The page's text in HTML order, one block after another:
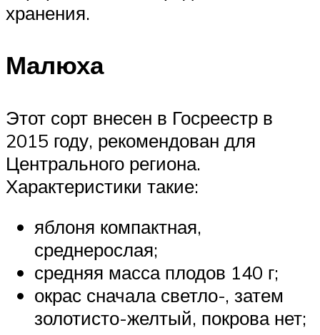
хранения.
Малюха
Этот сорт внесен в Госреестр в
2015 году, рекомендован для
Центрального региона.
Характеристики такие:
яблоня компактная,
среднерослая;
средняя масса плодов 140 г;
окрас сначала светло-, затем
золотисто-желтый, покрова нет;